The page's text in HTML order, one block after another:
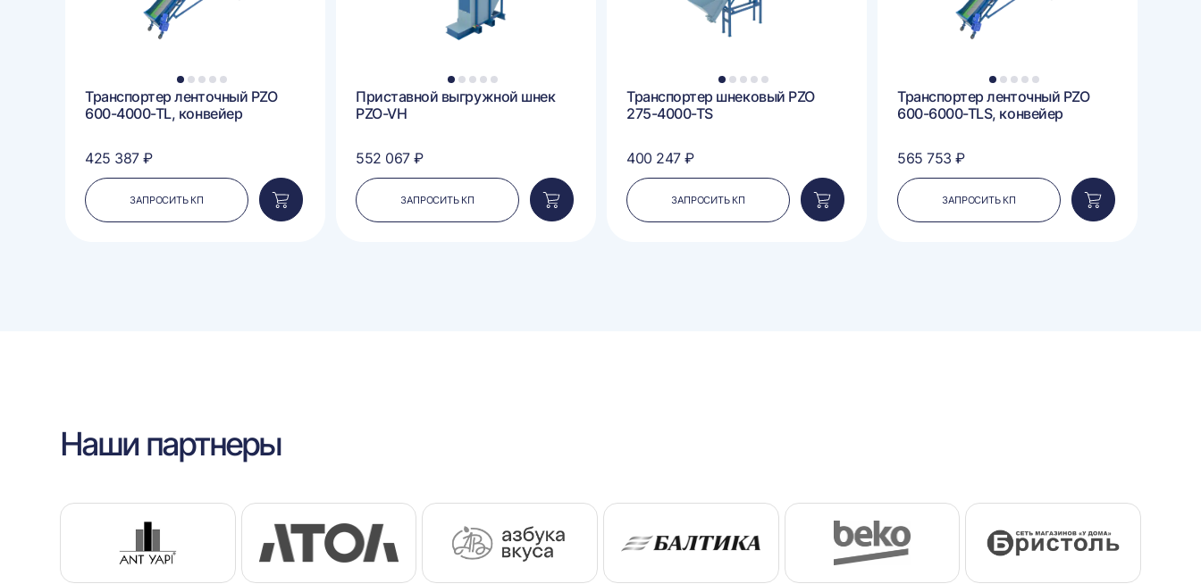
1 2 3 4 5
Транспортер ленточный PZO
600-4000-TL, конвейер
425 387 ₽
ЗАПРОСИТЬ КП
Добавить
в
1 2 3 4 5
Приставной выгружной шнек
PZO-VH
552 067 ₽
ЗАПРОСИТЬ КП
Добавить
в
1 2 3 4 5
Транспортер шнековый PZO
275-4000-TS
400 247 ₽
ЗАПРОСИТЬ КП
Добавить
в
1 2 3 4 5
Транспортер ленточный PZO
600-6000-TLS, конвейер
565 753 ₽
ЗАПРОСИТЬ КП
Добавить
в
Наши партнеры